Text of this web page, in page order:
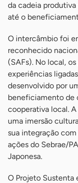
da cadeia
até o
O intercâmbio foi
reconhecido
(SAFs). No local,
experiências
desenvolvido por
beneficiamento de
cooperativa local.
uma imersão
sua integração
ações do Sebrae/
Japonesa.
O Projeto Sustenta